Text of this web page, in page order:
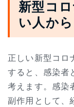
新型コ
い人か
正しい新型コロ
すると、感染者
考えます。感染
副作用として、